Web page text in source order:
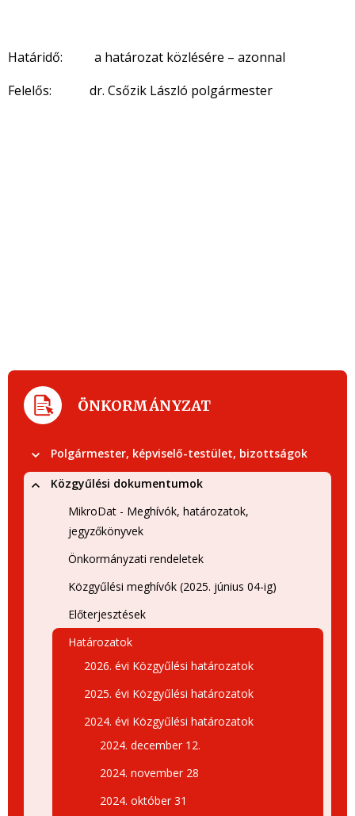
Határidő: a határozat közlésére – azonnal
Felelős: dr. Csőzik László polgármester
ÖNKORMÁNYZAT
Polgármester, képviselő-testület, bizottságok
Közgyűlési dokumentumok
MikroDat - Meghívók, határozatok,
jegyzőkönyvek
Önkormányzati rendeletek
Közgyűlési meghívók (2025. június 04-ig)
Előterjesztések
Határozatok
2026. évi Közgyűlési határozatok
2025. évi Közgyűlési határozatok
2024. évi Közgyűlési határozatok
2024. december 12.
2024. november 28
2024. október 31